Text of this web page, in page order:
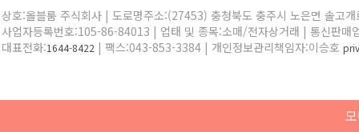
상호:올블룸 주식회사 | 도로명주소:(27453) 충청북도 충주시 노은면 솔고
사업자등록번호:105-86-84013 | 업태 및 종목:소매/전자상거래 | 통신판매
대표전화:1644-8422 | 팩스:043-853-3384 | 개인정보관리책임자:이승호